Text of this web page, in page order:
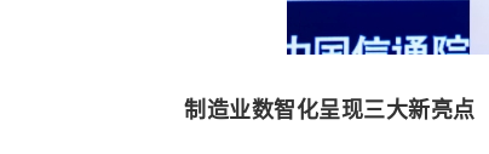
制造业数智化呈现三大新亮点